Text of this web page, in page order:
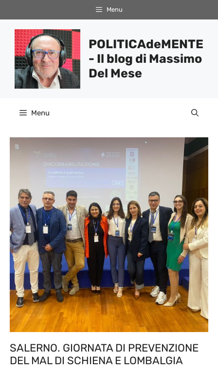
al
contenuto
Menu
POLITICAdeMENTE
- Il blog di Massimo
Del Mese
Menu
SALERNO. GIORNATA DI PREVENZIONE
DEL MAL DI SCHIENA E LOMBALGIA